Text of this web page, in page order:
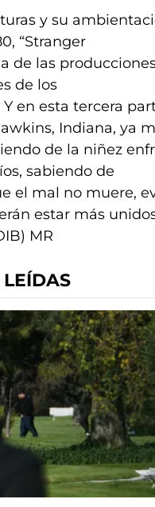
y su
“Stranger
de las
de los
en esta tercera
Indiana, ya
de la niñez
sabiendo de
el mal no muere,
estar más
MR